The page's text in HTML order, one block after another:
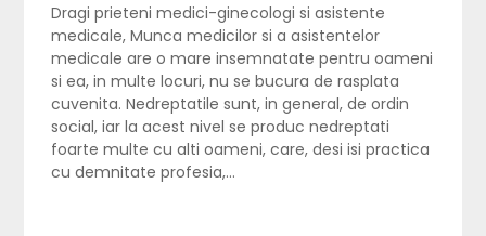
Dragi prieteni medici-ginecologi si asistente
medicale, Munca medicilor si a asistentelor
medicale are o mare insemnatate pentru oameni
si ea, in multe locuri, nu se bucura de rasplata
cuvenita. Nedreptatile sunt, in general, de ordin
social, iar la acest nivel se produc nedreptati
foarte multe cu alti oameni, care, desi isi practica
cu demnitate profesia,…